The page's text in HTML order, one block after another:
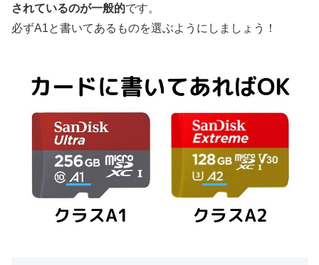
されているのが一般的です。
必ずA1と書いてあるものを選ぶようにしましょう！